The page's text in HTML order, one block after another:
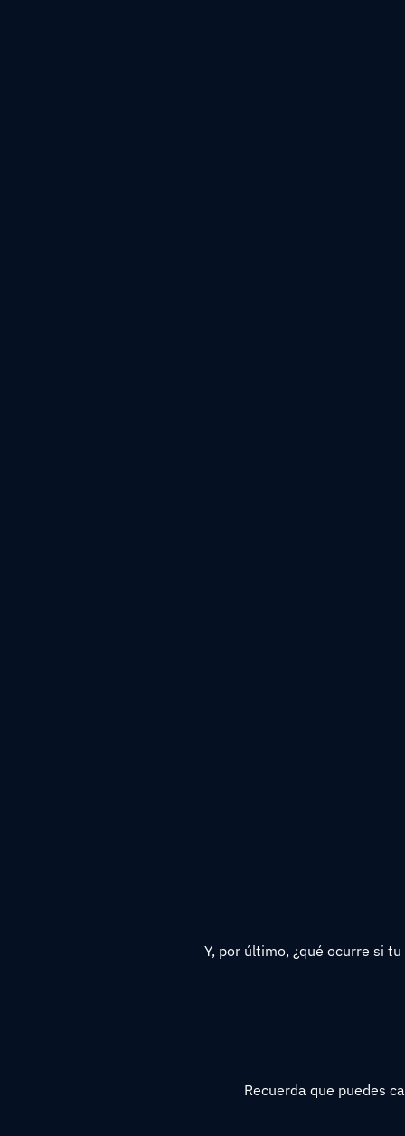
Y, por último, ¿qué ocurre si
Recuerda que puedes